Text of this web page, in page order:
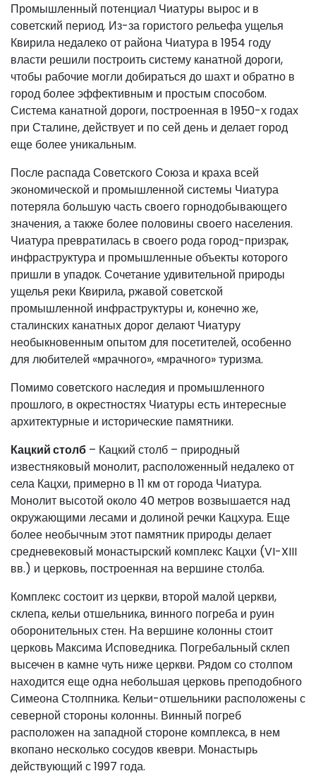
Промышленный потенциал Чиатуры вырос и в
советский период. Из-за гористого рельефа ущелья
Квирила недалеко от района Чиатура в 1954 году
власти решили построить систему канатной дороги,
чтобы рабочие могли добираться до шахт и обратно в
город более эффективным и простым способом.
Система канатной дороги, построенная в 1950-х годах
при Сталине, действует и по сей день и делает город
еще более уникальным.
После распада Советского Союза и краха всей
экономической и промышленной системы Чиатура
потеряла большую часть своего горнодобывающего
значения, а также более половины своего населения.
Чиатура превратилась в своего рода город-призрак,
инфраструктура и промышленные объекты которого
пришли в упадок. Сочетание удивительной природы
ущелья реки Квирила, ржавой советской
промышленной инфраструктуры и, конечно же,
сталинских канатных дорог делают Чиатуру
необыкновенным опытом для посетителей, особенно
для любителей «мрачного», «мрачного» туризма.
Помимо советского наследия и промышленного
прошлого, в окрестностях Чиатуры есть интересные
архитектурные и исторические памятники.
Кацкий столб – Кацкий столб – природный
известняковый монолит, расположенный недалеко от
села Кацхи, примерно в 11 км от города Чиатура.
Монолит высотой около 40 метров возвышается над
окружающими лесами и долиной речки Кацхура. Еще
более необычным этот памятник природы делает
средневековый монастырский комплекс Кацхи (VI-XIII
вв.) и церковь, построенная на вершине столба.
Комплекс состоит из церкви, второй малой церкви,
склепа, кельи отшельника, винного погреба и руин
оборонительных стен. На вершине колонны стоит
церковь Максима Исповедника. Погребальный склеп
высечен в камне чуть ниже церкви. Рядом со столпом
находится еще одна небольшая церковь преподобного
Симеона Столпника. Кельи-отшельники расположены с
северной стороны колонны. Винный погреб
расположен на западной стороне комплекса, в нем
вкопано несколько сосудов квеври. Монастырь
действующий с 1997 года.